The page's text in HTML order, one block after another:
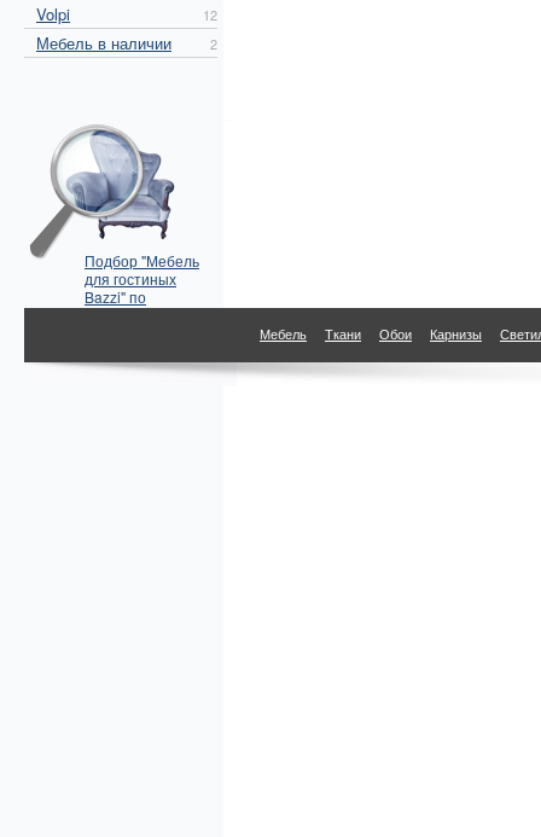
Volpi 12
Мебель в наличии 2
Подбор "Мебель
для гостиных
Bazzi" по
параметрам
Мебель Ткани Обои Карнизы